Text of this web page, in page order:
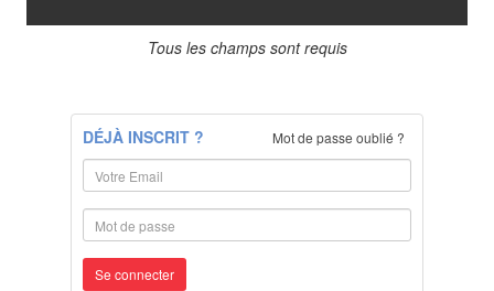
Tous les champs sont requis
DÉJÀ INSCRIT ? Mot de passe oublié ?